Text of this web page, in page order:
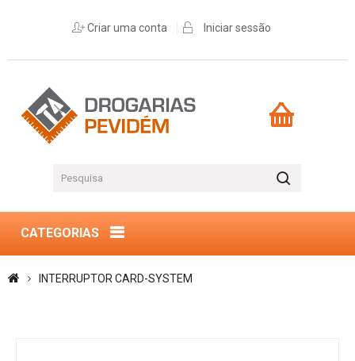
Criar uma conta Iniciar sessão
CATEGORIAS
INTERRUPTOR CARD-SYSTEM